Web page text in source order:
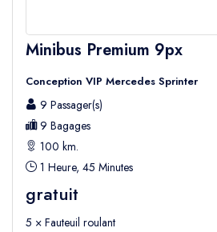
Minibus Premium 9px
Conception VIP Mercedes Sprinter
9 Passager(s)
9 Bagages
100 km.
1 Heure, 45 Minutes
gratuit
5 × Fauteuil roulant